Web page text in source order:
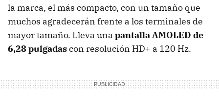
la marca, el más compacto, con un tamaño que
muchos agradecerán frente a los terminales de
mayor tamaño. Lleva una pantalla AMOLED de
6,28 pulgadascon resolución HD+ a 120 Hz.